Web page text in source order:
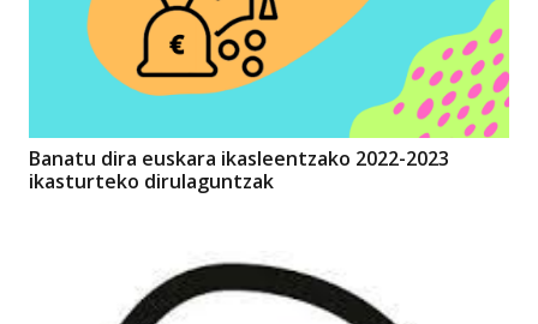
Banatu dira euskara ikasleentzako 2022-2023
ikasturteko dirulaguntzak